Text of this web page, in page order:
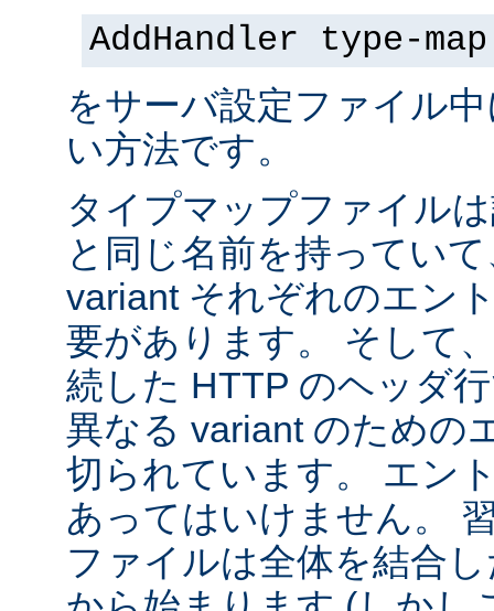
AddHandler type-
をサーバ設定ファイル
い方法です。
タイプマップファイル
と同じ名前を持ってい
variant それぞれのエン
要があります。 そして
続した HTTP のヘッダ
異なる variant のための
切られています。 エン
あってはいけません。
ファイルは全体を結合